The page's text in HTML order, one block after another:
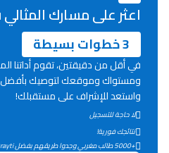
دليل المهن
ما يزيد عن 149 مهنة
دليل التوجيه
التوجيه بالثانوي و الإعدادي
اعثر على مسارك
3 خطوات بسيطة
في أقل من دقيقتين، تقوم أداتنا
ومستواك وموقعك لتوصيك بأفضل
واستعد للإشراف على مستقبلك!
لا حاجة للتسجيل
نتائجك فورية!
+5000 طالب مغربي وجدوا طريقهم بفضل 9rayti.